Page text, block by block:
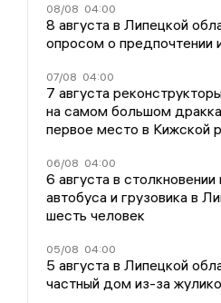
08/08 04:00
8 августа в Липецкой
опросом о предпочтении
07/08 04:00
7 августа
на самом большом
первое место в Кижской
06/08 04:00
6 августа в
автобуса и грузовика в
шесть человек
05/08 04:00
5 августа в Липецкой
частный дом из-за